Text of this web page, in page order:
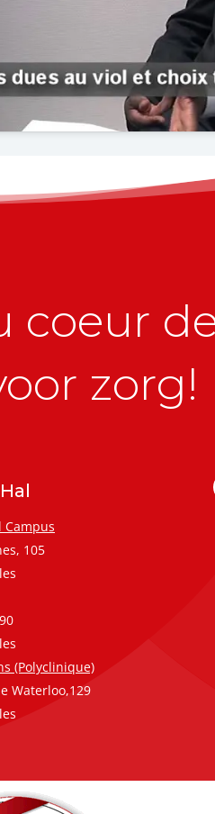
coeur
zorg!
Campus
105
(Polyclinique)
Waterloo,129